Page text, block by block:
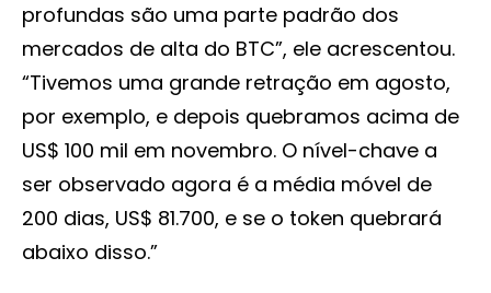
profundas são uma parte padrão dos
mercados de alta do BTC”, ele acrescentou.
“Tivemos uma grande retração em agosto,
por exemplo, e depois quebramos acima de
US$ 100 mil em novembro. O nível-chave a
ser observado agora é a média móvel de
200 dias, US$ 81.700, e se o token quebrará
abaixo disso.”